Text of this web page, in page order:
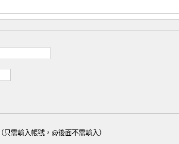
（只需輸入帳號，@後面不需輸入）